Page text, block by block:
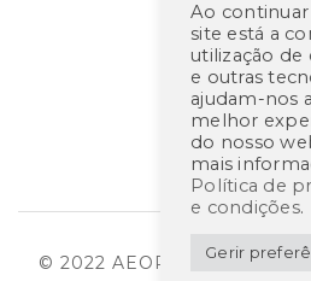
© 2022 AEOP – CREATED
Ao continuar
site está a
utilização de
e outras
ajudam-nos
melhor
do nosso
mais
Política de
e condições.
Gerir